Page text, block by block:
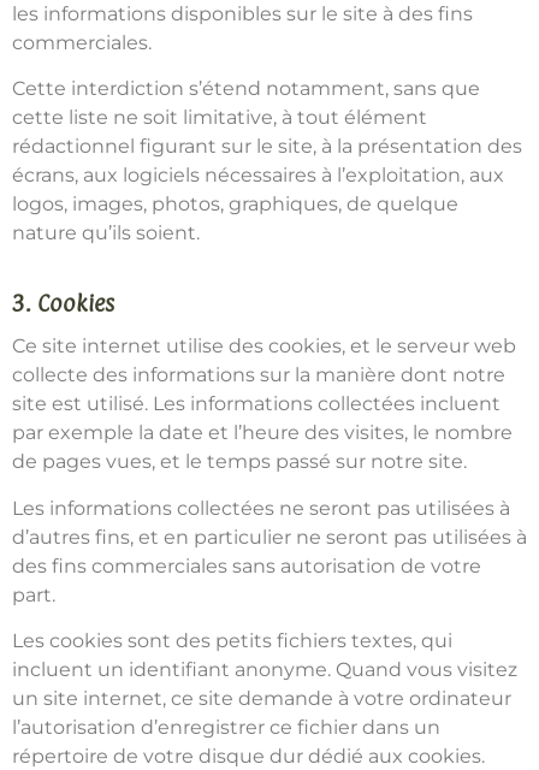
les informations disponibles sur le site à des fins
commerciales.
Cette interdiction s’étend notamment, sans que
cette liste ne soit limitative, à tout élément
rédactionnel figurant sur le site, à la présentation des
écrans, aux logiciels nécessaires à l’exploitation, aux
logos, images, photos, graphiques, de quelque
nature qu’ils soient.
3. Cookies
Ce site internet utilise des cookies, et le serveur web
collecte des informations sur la manière dont notre
site est utilisé. Les informations collectées incluent
par exemple la date et l’heure des visites, le nombre
de pages vues, et le temps passé sur notre site.
Les informations collectées ne seront pas utilisées à
d’autres fins, et en particulier ne seront pas utilisées à
des fins commerciales sans autorisation de votre
part.
Les cookies sont des petits fichiers textes, qui
incluent un identifiant anonyme. Quand vous visitez
un site internet, ce site demande à votre ordinateur
l’autorisation d’enregistrer ce fichier dans un
répertoire de votre disque dur dédié aux cookies.